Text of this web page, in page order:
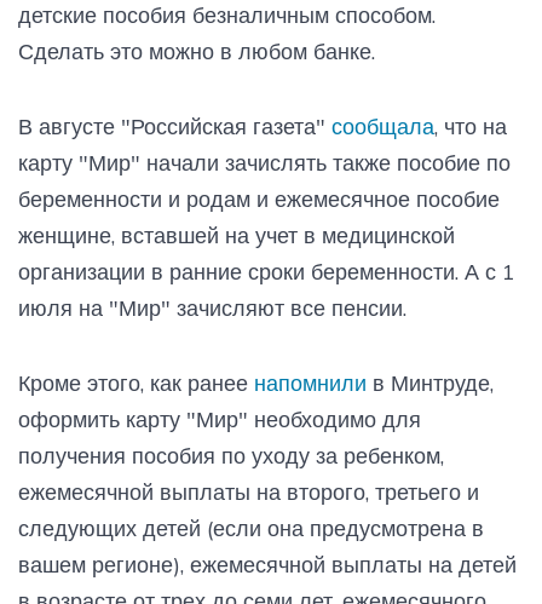
детские пособия безналичным способом.
Сделать это можно в любом банке.
В августе "Российская газета" сообщала, что на
карту "Мир" начали зачислять также пособие по
беременности и родам и ежемесячное пособие
женщине, вставшей на учет в медицинской
организации в ранние сроки беременности. А с 1
июля на "Мир" зачисляют все пенсии.
Кроме этого, как ранее напомнили в Минтруде,
оформить карту "Мир" необходимо для
получения пособия по уходу за ребенком,
ежемесячной выплаты на второго, третьего и
следующих детей (если она предусмотрена в
вашем регионе), ежемесячной выплаты на детей